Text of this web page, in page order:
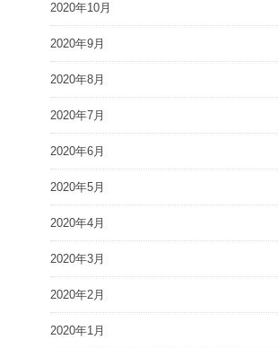
2020年10月
2020年9月
2020年8月
2020年7月
2020年6月
2020年5月
2020年4月
2020年3月
2020年2月
2020年1月